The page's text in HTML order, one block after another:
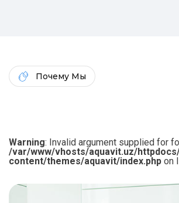
Почему Мы
Warning: Invalid argument supplied for
/var/www/vhosts/aquavit.uz/
content/themes/aquavit/index.php on